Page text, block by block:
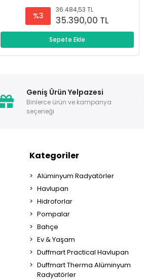
%3
36.484,53 TL
35.390,00 TL
Sepete Ekle
Geniş Ürün Yelpazesi
Binlerce ürün ve kampanya
seçeneği
Kategoriler
Alüminyum Radyatörler
Havlupan
Hidroforlar
Pompalar
Bahçe
Ev & Yaşam
Duffmart Practical Havlupan
Duffmart Therma Alüminyum
Radyatörler